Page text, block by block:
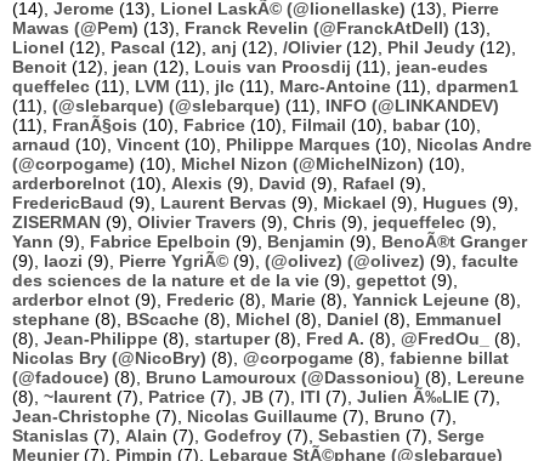
(14), Jerome (13), Lionel LaskÃ© (@lionellaske) (13), Pierre
Mawas (@Pem) (13), Franck Revelin (@FranckAtDell) (13),
Lionel (12), Pascal (12), anj (12), /Olivier(12), Phil Jeudy (12),
Benoit (12), jean (12), Louis van Proosdij (11), jean-eudes
queffelec (11), LVM (11), jlc (11), Marc-Antoine (11), dparmen1
(11), (@slebarque) (@slebarque) (11), INFO (@LINKANDEV)
(11), FranÃ§ois (10), Fabrice (10), Filmail (10), babar(10),
arnaud (10), Vincent (10), Philippe Marques (10), Nicolas Andre
(@corpogame) (10), Michel Nizon (@MichelNizon) (10),
arderborelnot (10), Alexis (9), David (9), Rafael (9),
FredericBaud (9), Laurent Bervas (9), Mickael (9), Hugues (9),
ZISERMAN (9), Olivier Travers (9), Chris (9), jequeffelec (9),
Yann (9), Fabrice Epelboin (9), Benjamin (9), BenoÃ®t Granger
(9), laozi (9), Pierre YgriÃ© (9), (@olivez) (@olivez) (9), faculte
des sciences de la nature et de la vie (9), gepettot (9),
arderbor elnot (9), Frederic (8), Marie (8), Yannick Lejeune (8),
stephane (8), BScache (8), Michel (8), Daniel (8), Emmanuel
(8), Jean-Philippe (8), startuper(8), Fred A. (8), @FredOu_
(8),
Nicolas Bry (@NicoBry) (8), @corpogame (8), fabienne billat
(@fadouce) (8), Bruno Lamouroux (@Dassoniou) (8), Lereune
(8), ~laurent (7), Patrice (7), JB (7), ITI (7), Julien Ã‰LIE (7),
Jean-Christophe (7), Nicolas Guillaume (7), Bruno (7),
Stanislas (7), Alain (7), Godefroy (7), Sebastien (7), Serge
Meunier(7), Pimpin (7), Lebarque StÃ©phane (@slebarque)